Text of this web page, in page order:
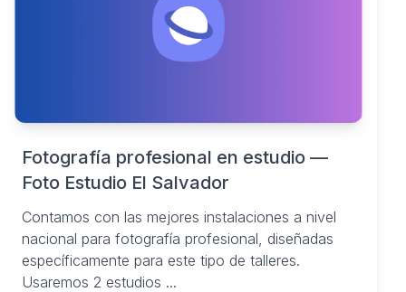
Fotografía profesional en estudio —
Foto Estudio El Salvador
Contamos con las mejores instalaciones a nivel
nacional para fotografía profesional, diseñadas
específicamente para este tipo de talleres.
Usaremos 2 estudios ...